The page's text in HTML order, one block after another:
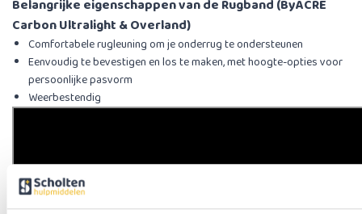
Belangrijke eigenschappen van de Rugband (ByACRE
Carbon Ultralight & Overland)
Comfortabele rugleuning om je onderrug te ondersteunen
Eenvoudig te bevestigen en los te maken, met hoogte-opties voor
persoonlijke pasvorm
Weerbestendig